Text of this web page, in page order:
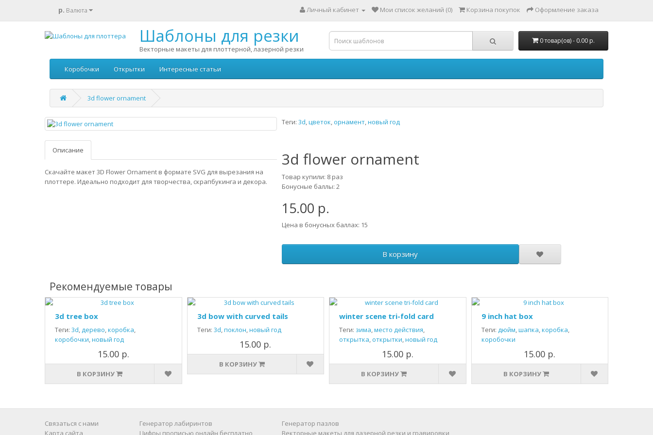
р. Валюта Личный кабинет Мои список желаний (0) Корзина покупок Оформление заказа
Шаблоны для резки
Векторные макеты для плоттерной, лазерной резки
0 товар(ов) - 0.00 р.
Коробочки Открытки Интересные статьи
3d flower ornament
Описание
Скачайте макет 3D Flower Ornament в формате SVG для вырезания на
плоттере. Идеально подходит для творчества, скрапбукинга и декора.
Теги: 3d,цветок,орнамент,новый год
3d flower ornament
Товар купили: 8 раз
Бонусные баллы: 2
15.00 р.
Цена в бонусных баллах: 15
В корзину
Рекомендуемые товары
3d tree box
Теги: 3d,дерево,коробка,
коробочки,новый год
15.00 р.
В КОРЗИНУ
3d bow with curved tails
Теги: 3d,поклон,новый год
15.00 р.
В КОРЗИНУ
winter scene tri-fold card
Теги: зима,место действия,
открытка,открытки,новый год
15.00 р.
В КОРЗИНУ
9 inch hat box
Теги: дюйм,шапка,коробка,
коробочки
15.00 р.
В КОРЗИНУ
Связаться с нами
Карта сайта
Генератор лабиринтов
Цифры прописью онлайн бесплатно
Генератор пазлов
Векторные макеты для лазерной резки и гравировки